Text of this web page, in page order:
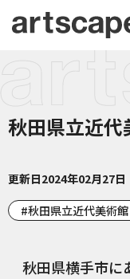
秋田県立近代
更新日2024年02月27日
秋田県立近代美術館
秋田県横手市に